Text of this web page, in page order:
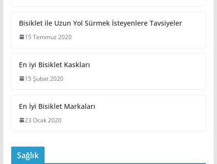
Bisiklet ile Uzun Yol Sürmek İsteyenlere Tavsiyeler
15 Temmuz 2020
En iyi Bisiklet Kaskları
15 Şubat 2020
En İyi Bisiklet Markaları
23 Ocak 2020
Sağlık